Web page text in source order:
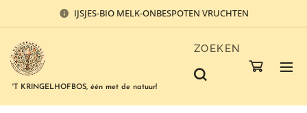
IJSJES-BIO MELK-ONBESPOTEN VRUCHTEN
'T KRINGELHOFBOS, één met de natuur!
ZOEKEN